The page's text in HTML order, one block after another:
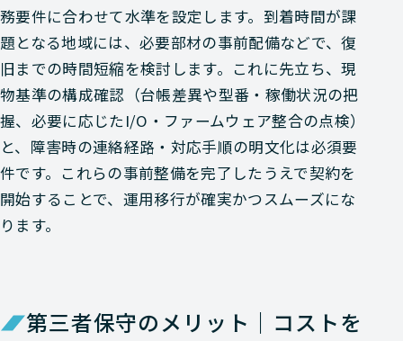
務要件に合わせて水準を設定します。到着時間が課
題となる地域には、必要部材の事前配備などで、復
旧までの時間短縮を検討します。これに先立ち、現
物基準の構成確認（台帳差異や型番・稼働状況の把
握、必要に応じたI/O・ファームウェア整合の点検）
と、障害時の連絡経路・対応手順の明文化は必須要
件です。これらの事前整備を完了したうえで契約を
開始することで、運用移行が確実かつスムーズにな
ります。
第三者保守のメリット｜コストを